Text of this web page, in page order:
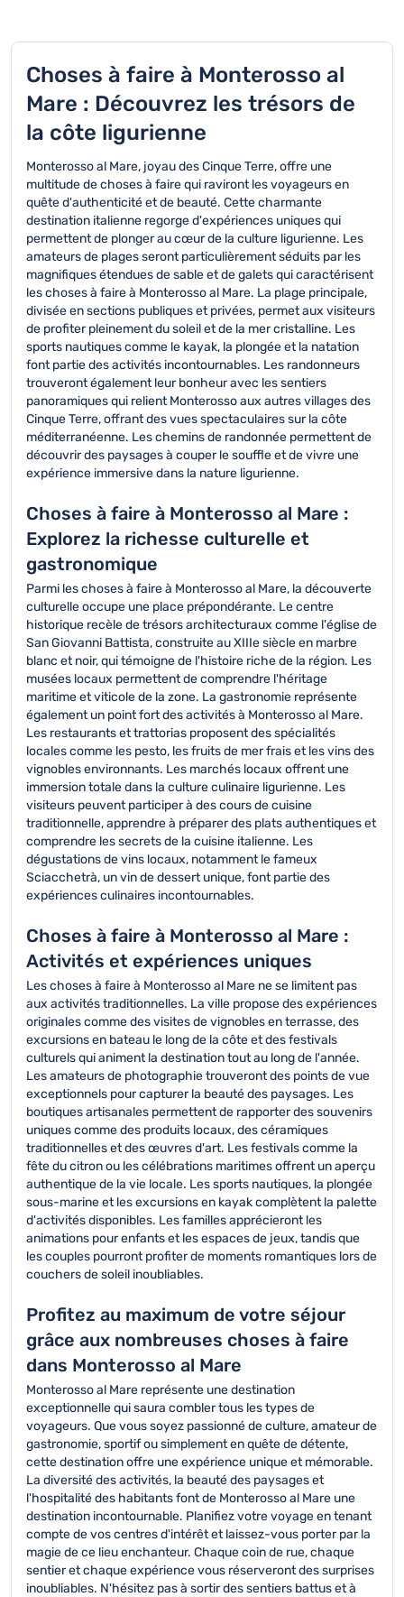
Choses à faire à Monterosso al
Mare : Découvrez les trésors de
la côte ligurienne
Monterosso al Mare, joyau des Cinque Terre, offre une
multitude de choses à faire qui raviront les voyageurs en
quête d'authenticité et de beauté. Cette charmante
destination italienne regorge d'expériences uniques qui
permettent de plonger au cœur de la culture ligurienne. Les
amateurs de plages seront particulièrement séduits par les
magnifiques étendues de sable et de galets qui caractérisent
les choses à faire à Monterosso al Mare. La plage principale,
divisée en sections publiques et privées, permet aux visiteurs
de profiter pleinement du soleil et de la mer cristalline. Les
sports nautiques comme le kayak, la plongée et la natation
font partie des activités incontournables. Les randonneurs
trouveront également leur bonheur avec les sentiers
panoramiques qui relient Monterosso aux autres villages des
Cinque Terre, offrant des vues spectaculaires sur la côte
méditerranéenne. Les chemins de randonnée permettent de
découvrir des paysages à couper le souffle et de vivre une
expérience immersive dans la nature ligurienne.
Choses à faire à Monterosso al Mare :
Explorez la richesse culturelle et
gastronomique
Parmi les choses à faire à Monterosso al Mare, la découverte
culturelle occupe une place prépondérante. Le centre
historique recèle de trésors architecturaux comme l'église de
San Giovanni Battista, construite au XIIIe siècle en marbre
blanc et noir, qui témoigne de l'histoire riche de la région. Les
musées locaux permettent de comprendre l'héritage
maritime et viticole de la zone. La gastronomie représente
également un point fort des activités à Monterosso al Mare.
Les restaurants et trattorias proposent des spécialités
locales comme les pesto, les fruits de mer frais et les vins des
vignobles environnants. Les marchés locaux offrent une
immersion totale dans la culture culinaire ligurienne. Les
visiteurs peuvent participer à des cours de cuisine
traditionnelle, apprendre à préparer des plats authentiques et
comprendre les secrets de la cuisine italienne. Les
dégustations de vins locaux, notamment le fameux
Sciacchetrà, un vin de dessert unique, font partie des
expériences culinaires incontournables.
Choses à faire à Monterosso al Mare :
Activités et expériences uniques
Les choses à faire à Monterosso al Mare ne se limitent pas
aux activités traditionnelles. La ville propose des expériences
originales comme des visites de vignobles en terrasse, des
excursions en bateau le long de la côte et des festivals
culturels qui animent la destination tout au long de l'année.
Les amateurs de photographie trouveront des points de vue
exceptionnels pour capturer la beauté des paysages. Les
boutiques artisanales permettent de rapporter des souvenirs
uniques comme des produits locaux, des céramiques
traditionnelles et des œuvres d'art. Les festivals comme la
fête du citron ou les célébrations maritimes offrent un aperçu
authentique de la vie locale. Les sports nautiques, la plongée
sous-marine et les excursions en kayak complètent la palette
d'activités disponibles. Les familles apprécieront les
animations pour enfants et les espaces de jeux, tandis que
les couples pourront profiter de moments romantiques lors de
couchers de soleil inoubliables.
Profitez au maximum de votre séjour
grâce aux nombreuses choses à faire
dans Monterosso al Mare
Monterosso al Mare représente une destination
exceptionnelle qui saura combler tous les types de
voyageurs. Que vous soyez passionné de culture, amateur de
gastronomie, sportif ou simplement en quête de détente,
cette destination offre une expérience unique et mémorable.
La diversité des activités, la beauté des paysages et
l'hospitalité des habitants font de Monterosso al Mare une
destination incontournable. Planifiez votre voyage en tenant
compte de vos centres d'intérêt et laissez-vous porter par la
magie de ce lieu enchanteur. Chaque coin de rue, chaque
sentier et chaque expérience vous réserveront des surprises
inoubliables. N'hésitez pas à sortir des sentiers battus et à